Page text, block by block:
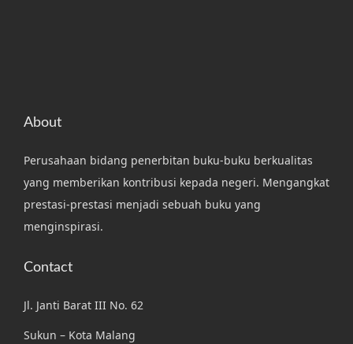
About
Perusahaan bidang penerbitan buku-buku berkualitas
yang memberikan kontribusi kepada negeri. Mengangkat
prestasi-prestasi menjadi sebuah buku yang
menginspirasi.
Contact
Jl. Janti Barat III No. 62
Sukun – Kota Malang